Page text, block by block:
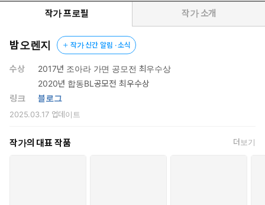
“감사합니다. 목숨을 빚졌어요.”
악명 높은 레이븐 은행의 총수인 그는 그녀의 아버지가 빌린 돈을
갚으라고 으름장을 놓고, 살날도 얼마 안 남았는데 빚쟁이가 된
코델리어는 어떻게든 죽기 전 1년의 유예를 얻기 위해 노아에게
거래를 제안한다.
“돈이 없으니까 지금 나를 꼬시는 겁니까?”
“그럼 사 줘야지. 명색이 신사가 되어서 숙녀가 이토록 전부 팔지
작가 프로필 작가 소개
밤오렌지 작가 신간 알림 · 소식
수상
2017년 조아라 가면 공모전 최우수상
2020년 합동BL공모전 최우수상
링크
블로그
2025.03.17업데이트
작가의 대표 작품 더보기